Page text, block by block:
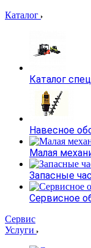
Каталог
Каталог
Навесное
Малая
Запасные
Сервисное
Сервис
Услуги